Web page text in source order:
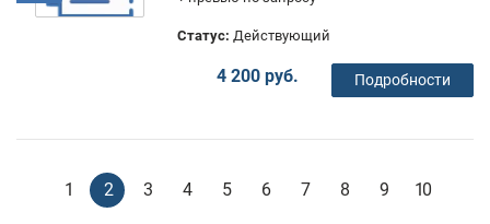
Статус: Действующий
4 200 руб. Подробности
1 2 3 4 5 6 7 8 9 10